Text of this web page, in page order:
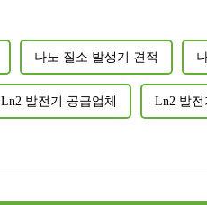
나노 질소 발생기 견적
Ln2 발전기 공급업체 Ln2 발전